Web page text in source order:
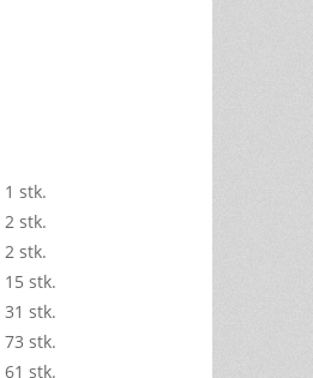
1 stk.
2 stk.
2 stk.
15 stk.
31 stk.
73 stk.
61 stk.